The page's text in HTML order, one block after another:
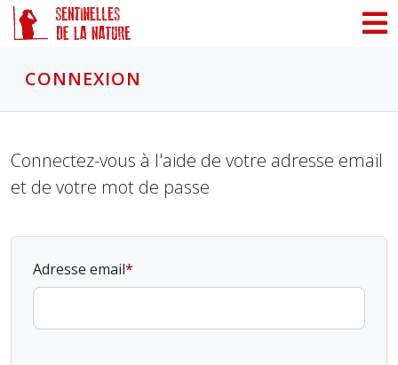
CONNEXION
Connectez-vous à l'aide de votre adresse email
et de votre mot de passe
Adresse email
Panneau de gestion des cookies